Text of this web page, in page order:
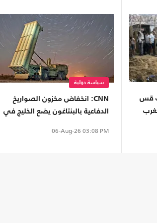
قس
سياسة دولية
CNN: انخفاض مخزون الصواريخ
الدفاعية بالبنتاغون يضع الخليج في
06-Aug-26 03:08 PM